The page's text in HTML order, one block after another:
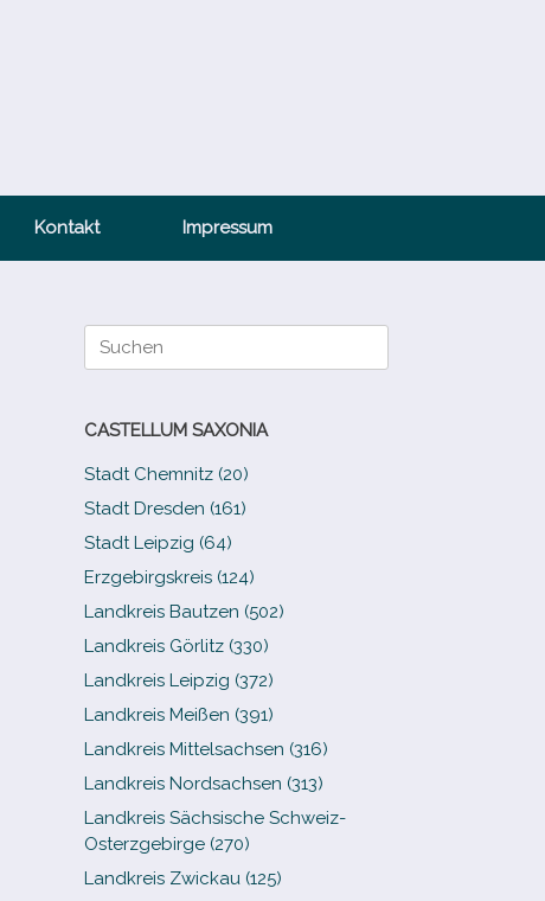
Kontakt Impressum
Suche
nach:
CASTELLUM SAXONIA
Stadt Chemnitz (20)
Stadt Dresden (161)
Stadt Leipzig (64)
Erzgebirgskreis (124)
Landkreis Bautzen (502)
Landkreis Görlitz (330)
Landkreis Leipzig (372)
Landkreis Meißen (391)
Landkreis Mittelsachsen (316)
Landkreis Nordsachsen (313)
Landkreis Sächsische Schweiz-​
Osterzgebirge (270)
Landkreis Zwickau (125)